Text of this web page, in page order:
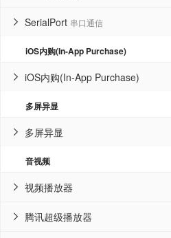
SerialPort 串口通信

iOS内购(In-App Purchase)
iOS内购(In-App Purchase)

多屏异显
多屏异显

音视频
视频播放器

腾讯超级播放器
